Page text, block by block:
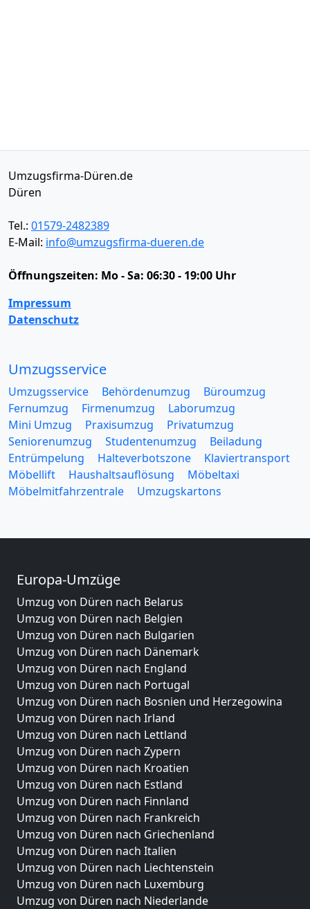
Umzugsfirma-Düren.de
Düren
Tel.: 01579-2482389
E-Mail: info@umzugsfirma-dueren.de
Öffnungszeiten: Mo - Sa: 06:30 - 19:00 Uhr
Impressum
Datenschutz
Umzugsservice
Umzugsservice Behördenumzug
Büroumzug
Fernumzug
Firmenumzug
Laborumzug
Mini Umzug
Praxisumzug
Privatumzug
Seniorenumzug
Studentenumzug
Beiladung
Entrümpelung
Halteverbotszone
Klaviertransport
Möbellift
Haushaltsauflösung
Möbeltaxi
Möbelmitfahrzentrale
Umzugskartons
Europa-Umzüge
Umzug von Düren nach Belarus
Umzug von Düren nach Belgien
Umzug von Düren nach Bulgarien
Umzug von Düren nach Dänemark
Umzug von Düren nach England
Umzug von Düren nach Portugal
Umzug von Düren nach Bosnien und Herzegowina
Umzug von Düren nach Irland
Umzug von Düren nach Lettland
Umzug von Düren nach Zypern
Umzug von Düren nach Kroatien
Umzug von Düren nach Estland
Umzug von Düren nach Finnland
Umzug von Düren nach Frankreich
Umzug von Düren nach Griechenland
Umzug von Düren nach Italien
Umzug von Düren nach Liechtenstein
Umzug von Düren nach Luxemburg
Umzug von Düren nach Niederlande